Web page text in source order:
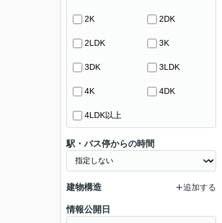
2K 2DK
2LDK 3K
3DK 3LDK
4K 4DK
4LDK以上
駅・バス停からの時間
建物構造 追加する
情報公開日